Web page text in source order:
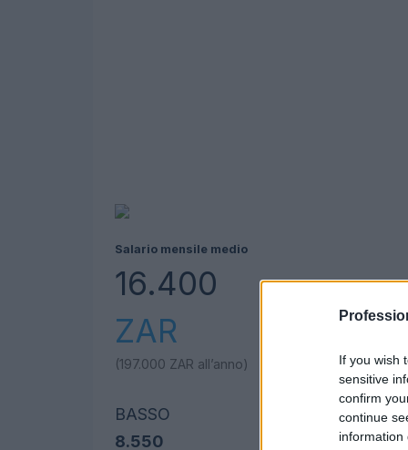
If you wish
sensitive
confirm
continue
information
Salario mensile medio
16.400
ZAR
(197.000 ZAR all’anno)
BASSO
8.550